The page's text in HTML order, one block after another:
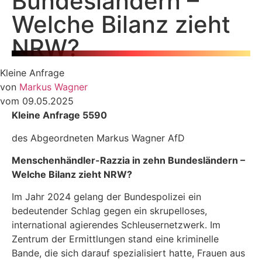
Welche Bilanz zieht
NRW?
Kleine Anfrage
von Markus Wagner
vom 09.05.2025
Kleine Anfrage 5590
des Abgeordneten Markus Wagner AfD
Menschenhändler-Razzia in zehn Bundesländern –
Welche Bilanz zieht NRW?
Im Jahr 2024 gelang der Bundespolizei ein
bedeutender Schlag gegen ein skrupelloses,
international agierendes Schleusernetzwerk. Im
Zentrum der Ermittlungen stand eine kriminelle
Bande, die sich darauf spezialisiert hatte, Frauen aus